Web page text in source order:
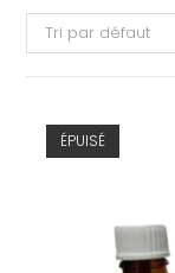
Tri par défaut
ÉPUISÉ